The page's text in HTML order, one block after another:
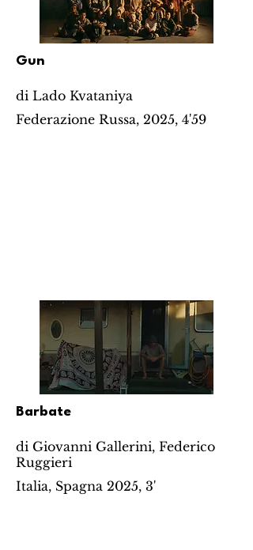
Gun
di Lado Kvataniya
Federazione Russa, 2025, 4'59
Barbate
di Giovanni Gallerini, Federico
Ruggieri
Italia, Spagna 2025, 3'